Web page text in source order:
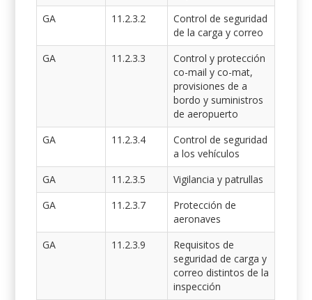
GA
11.2.3.2
Control de seguridad
de la carga y correo
GA
11.2.3.3
Control y protección
co-mail y co-mat,
provisiones de a
bordo y suministros
de aeropuerto
GA
11.2.3.4
Control de seguridad
a los vehículos
GA
11.2.3.5
Vigilancia y patrullas
GA
11.2.3.7
Protección de
aeronaves
GA
11.2.3.9
Requisitos de
seguridad de carga y
correo distintos de la
inspección